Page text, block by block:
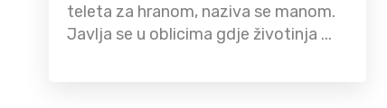
teleta za hranom, naziva se manom.
Javlja se u oblicima gdje životinja ...